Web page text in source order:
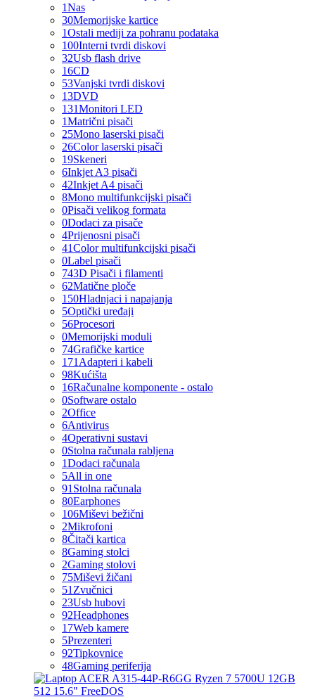
1Nas
30Memorijske kartice
1Ostali mediji za pohranu podataka
100Interni tvrdi diskovi
32Usb flash drive
16CD
53Vanjski tvrdi diskovi
13DVD
131Monitori LED
1Matrični pisači
25Mono laserski pisači
26Color laserski pisači
19Skeneri
6Inkjet A3 pisači
42Inkjet A4 pisači
8Mono multifunkcijski pisači
0Pisači velikog formata
0Dodaci za pisače
4Prijenosni pisači
41Color multifunkcijski pisači
0Label pisači
743D Pisači i filamenti
62Matične ploče
150Hladnjaci i napajanja
5Optički uređaji
56Procesori
0Memorijski moduli
74Grafičke kartice
171 Adapteri i kabeli
98Kućišta
16Računalne komponente - ostalo
0Software ostalo
2Office
6Antivirus
4Operativni sustavi
0Stolna računala rabljena
1Dodaci računala
5All in one
91 Stolna računala
80Earphones
106Miševi bežični
2Mikrofoni
8Čitači kartica
8Gaming stolci
2Gaming stolovi
75Miševi žičani
51 Zvučnici
23Usb hubovi
92Headphones
17Web kamere
5Prezenteri
92Tipkovnice
48Gaming periferija